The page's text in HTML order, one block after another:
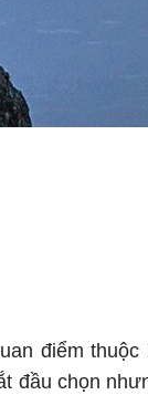
điểm thuộc
đầu chọn